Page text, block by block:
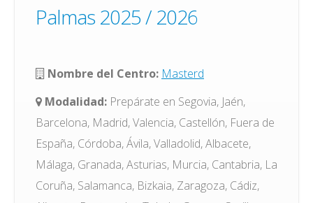
Palmas 2025 / 2026
Nombre del Centro: Masterd
Modalidad: Prepárate en Segovia, Jaén,
Barcelona, Madrid, Valencia, Castellón, Fuera de
España, Córdoba, Ávila, Valladolid, Albacete,
Málaga, Granada, Asturias, Murcia, Cantabria, La
Coruña, Salamanca, Bizkaia, Zaragoza, Cádiz,